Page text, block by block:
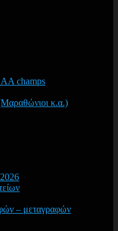
champs
κ.α.)
– μεταγραφών